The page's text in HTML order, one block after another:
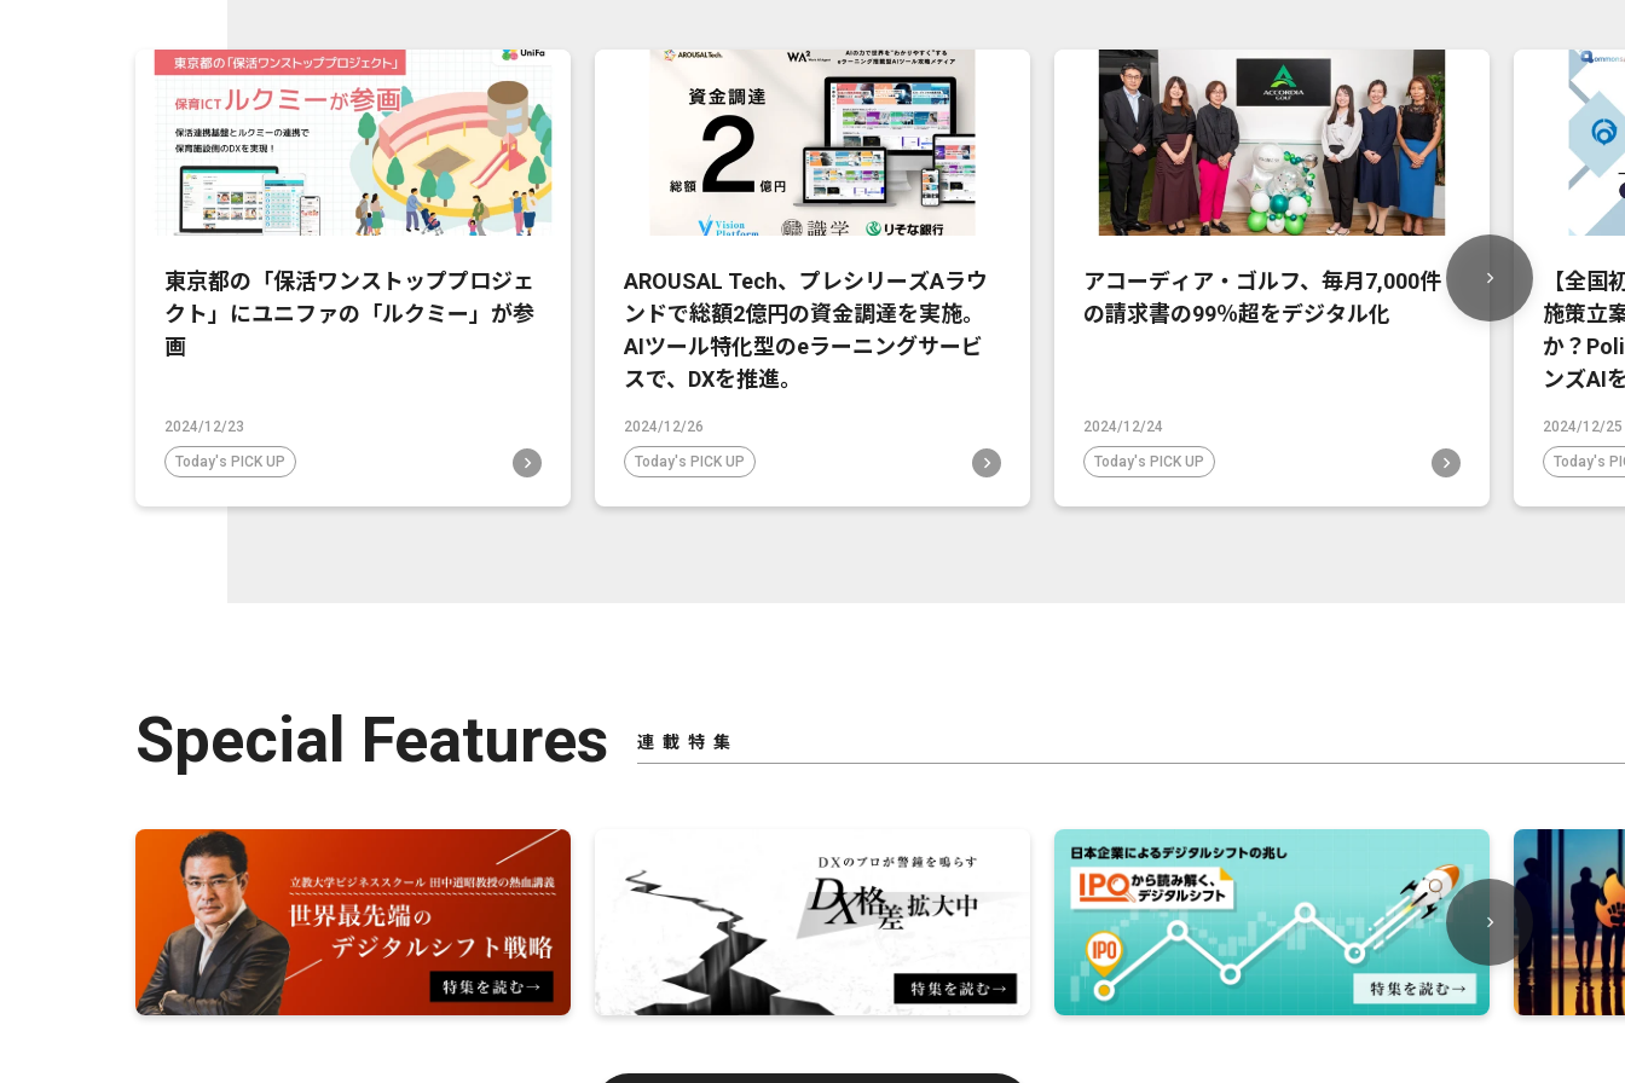
東京都の「保活ワンストッププロジェ
クト」にユニファの「ルクミー」が参
画
2024/12/23
Today's PICK UP
AROUSAL Tech、プレシリーズAラウ
ンドで総額2億円の資金調達を実施。
AIツール特化型のeラーニングサービ
スで、DXを推進。
2024/12/26
Today's PICK UP
アコーディア・ゴルフ、毎月7,000件
の請求書の99％超をデジタル化
2024/12/24
Today's PICK UP
【全国
施策立
か？
ンズAI
2024/12/25
Today's
Special Features 連載特集